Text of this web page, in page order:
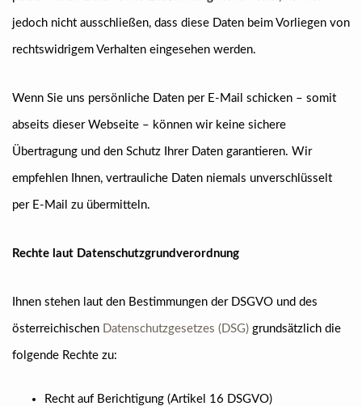
jedoch nicht ausschließen, dass diese Daten beim Vorliegen von
rechtswidrigem Verhalten eingesehen werden.
Wenn Sie uns persönliche Daten per E-Mail schicken – somit
abseits dieser Webseite – können wir keine sichere
Übertragung und den Schutz Ihrer Daten garantieren. Wir
empfehlen Ihnen, vertrauliche Daten niemals unverschlüsselt
per E-Mail zu übermitteln.
Rechte laut Datenschutzgrundverordnung
Ihnen stehen laut den Bestimmungen der DSGVO und des
österreichischen Datenschutzgesetzes (DSG) grundsätzlich die
folgende Rechte zu:
Recht auf Berichtigung (Artikel 16 DSGVO)